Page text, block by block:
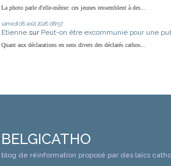
La photo parle d'elle-même: ces jeunes ressemblent à des...
samedi 08 août 2026 08h37
Etienne sur Peut-on être excommunié pour une
Quant aux déclarations en sens divers des déclarés cathos...
BELGICATHO
blog de réinformation proposé par des laïcs